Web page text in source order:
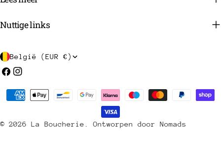
Nuttige links
L
a
n
/
België (EUR €)
Facebook
Instagram
© 2026 La Boucherie .Ontworpen door Nomads
Betaalmethoden